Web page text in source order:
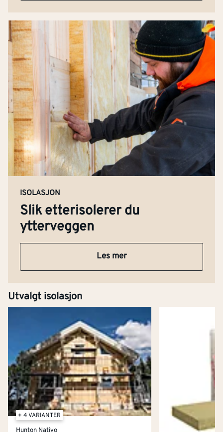
ISOLASJON
Slik etterisolerer du
ytterveggen
Les mer
Utvalgt isolasjon
+ 4 VARIANTER